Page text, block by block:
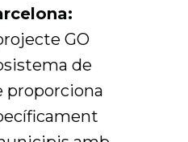
GO
de
proporciona